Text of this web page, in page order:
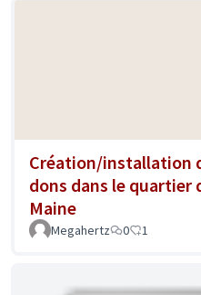
Création/installation
dons dans le quartier
Maine
Megahertz 0 1